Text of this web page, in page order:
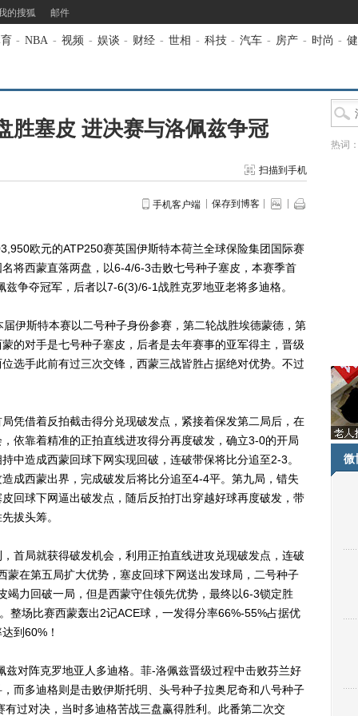
的搜狐 邮件
- NBA - 视频 - 娱谈 - 财经 - 世相 - 科技 - 汽车 - 房产 - 时尚 -
胜塞皮 进决赛与洛佩兹争冠
扫描到手机
手机客户端 保存到博客
欧元的ATP250赛英国伊斯特本荷兰全球保险集团国际赛
将西蒙直落两盘，以6-4/6-3击败七号种子塞皮，本赛季首
争夺冠军，后者以7-6(3)/6-1战胜克罗地亚老将多迪格。
斯特本赛以二号种子身份参赛，第二轮战胜埃德蒙德，第
的对手是七号种子塞皮，后者是去年赛事的亚军得主，晋级
选手此前有过三次交锋，西蒙三战皆胜占据绝对优势。不过
借着反拍截击得分兑现破发点，紧接着保发第二局后，在
依靠着精准的正拍直线进攻得分再度破发，确立3-0的开局
中造成西蒙回球下网实现回破，连破带保将比分追至2-3。
成西蒙出界，完成破发后将比分追至4-4平。第九局，错失
回球下网逼出破发点，随后反拍打出穿越好球再度破发，带
拔头筹。
局就获得破发机会，利用正拍直线进攻兑现破发点，连破
蒙在第五局扩大优势，塞皮回球下网送出发球局，二号种子
竭力回破一局，但是西蒙守住领先优势，最终以6-3锁定胜
整场比赛西蒙轰出2记ACE球，一发得分率66%-55%占据优
到60%！
阵克罗地亚人多迪格。菲-洛佩兹晋级过程中击败芬兰好
而多迪格则是击败伊斯托明、头号种子拉奥尼奇和八号种子
过对决，当时多迪格苦战三盘赢得胜利。此番第二次交
热词
微